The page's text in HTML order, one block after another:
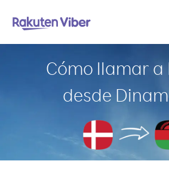
Cómo llamar a
desde